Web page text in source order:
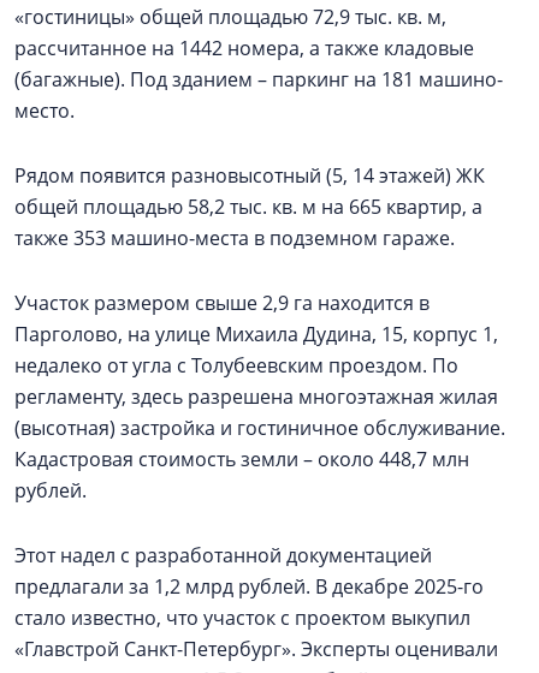
«гостиницы» общей площадью 72,9 тыс. кв. м,
рассчитанное на 1442 номера, а также кладовые
(багажные). Под зданием – паркинг на 181 машино-
место.
Рядом появится разновысотный (5, 14 этажей) ЖК
общей площадью 58,2 тыс. кв. м на 665 квартир, а
также 353 машино-места в подземном гараже.
Участок размером свыше 2,9 га находится в
Парголово, на улице Михаила Дудина, 15, корпус 1,
недалеко от угла с Толубеевским проездом. По
регламенту, здесь разрешена многоэтажная жилая
(высотная) застройка и гостиничное обслуживание.
Кадастровая стоимость земли – около 448,7 млн
рублей.
Этот надел с разработанной документацией
предлагали за 1,2 млрд рублей. В декабре 2025-го
стало известно, что участок с проектом выкупил
«Главстрой Санкт-Петербург». Эксперты оценивали